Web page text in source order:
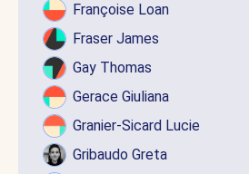
Françoise Loan
Fraser James
Gay Thomas
Gerace Giuliana
Granier-Sicard Lucie
Gribaudo Greta